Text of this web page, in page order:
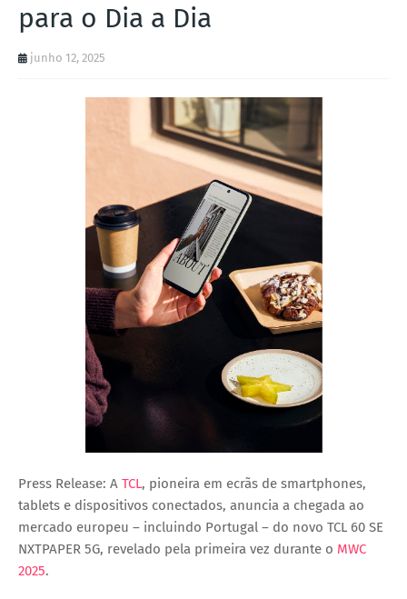
para o Dia a Dia
junho 12, 2025
Press Release: A TCL, pioneira em ecrãs de smartphones,
tablets e dispositivos conectados, anuncia a chegada ao
mercado europeu – incluindo Portugal – do novo TCL 60 SE
NXTPAPER 5G, revelado pela primeira vez durante o MWC
2025.